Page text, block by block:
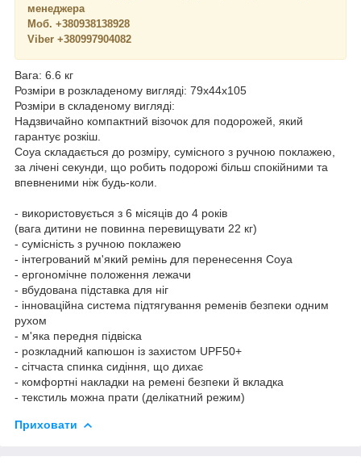
менеджера
Моб. +380938138928
Viber +380997904082
​​​​​​​Вага: 6.6 кг
Розміри в розкладеному вигляді: 79х44х105
Розміри в складеному вигляді:
Надзвичайно компактний візочок для подорожей, який
гарантує розкіш.
Coya складається до розміру, сумісного з ручною поклажею,
за лічені секунди, що робить подорожі більш спокійними та
впевненими ніж будь-коли.
- використовується з 6 місяців до 4 років
(вага дитини не повинна перевищувати 22 кг)
- сумісність з ручною поклажею
- інтегрований м'який ремінь для перенесення Coya
- ергономічне положення лежачи
- вбудована підставка для ніг
- інноваційна система підтягування ременів безпеки одним
рухом
- м'яка передня підвіска
- розкладний капюшон із захистом UPF50+
- сітчаста спинка сидіння, що дихає
- комфортні накладки на ремені безпеки й вкладка
- текстиль можна прати (делікатний режим)
Приховати